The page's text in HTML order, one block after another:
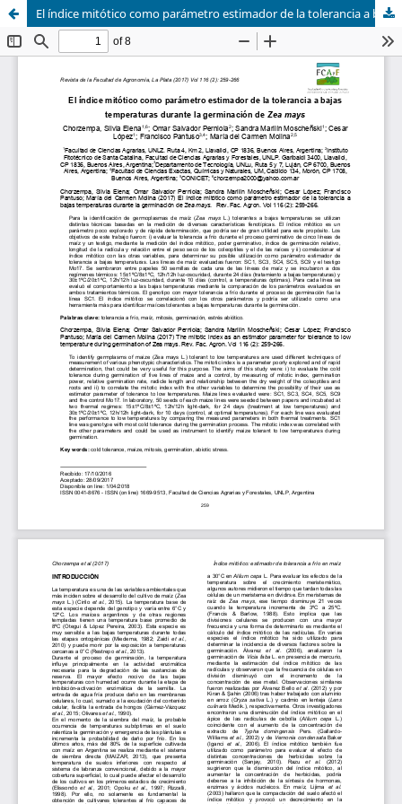
El índice mitótico como parámetro estimador de la tolerancia a bajas temperaturas durante la germinación de Zea mays